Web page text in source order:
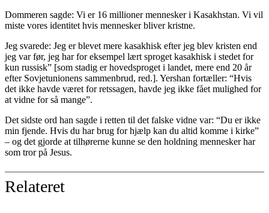
Dommeren sagde: Vi er 16 millioner mennesker i Kasakhstan. Vi vil
miste vores identitet hvis mennesker bliver kristne.
Jeg svarede: Jeg er blevet mere kasakhisk efter jeg blev kristen end
jeg var før, jeg har for eksempel lært sproget kasakhisk i stedet for
kun russisk” [som stadig er hovedsproget i landet, mere end 20 år
efter Sovjetunionens sammenbrud, red.]. Yershan fortæller: “Hvis
det ikke havde været for retssagen, havde jeg ikke fået mulighed for
at vidne for så mange”.
Det sidste ord han sagde i retten til det falske vidne var: “Du er ikke
min fjende. Hvis du har brug for hjælp kan du altid komme i kirke”
– og det gjorde at tilhørerne kunne se den holdning mennesker har
som tror på Jesus.
Relateret